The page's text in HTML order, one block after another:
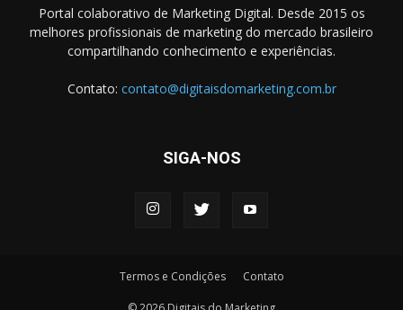
Portal colaborativo de Marketing Digital. Desde 2015 os
melhores profissionais de marketing do mercado brasileiro
compartilhando conhecimento e experiências.
Contato: contato@digitaisdomarketing.com.br
SIGA-NOS
Termos e Condições Contato